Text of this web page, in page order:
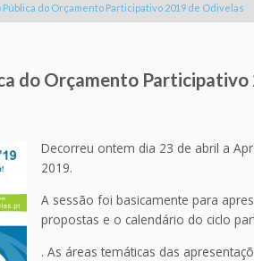
do Orçamento Participativo 2019 de Odivelas
do Orçamento
Decorreu ontem dia 23 de abril a
2019.
A sessão foi basicamente para
propostas e o calendário do ciclo
. As áreas temáticas das